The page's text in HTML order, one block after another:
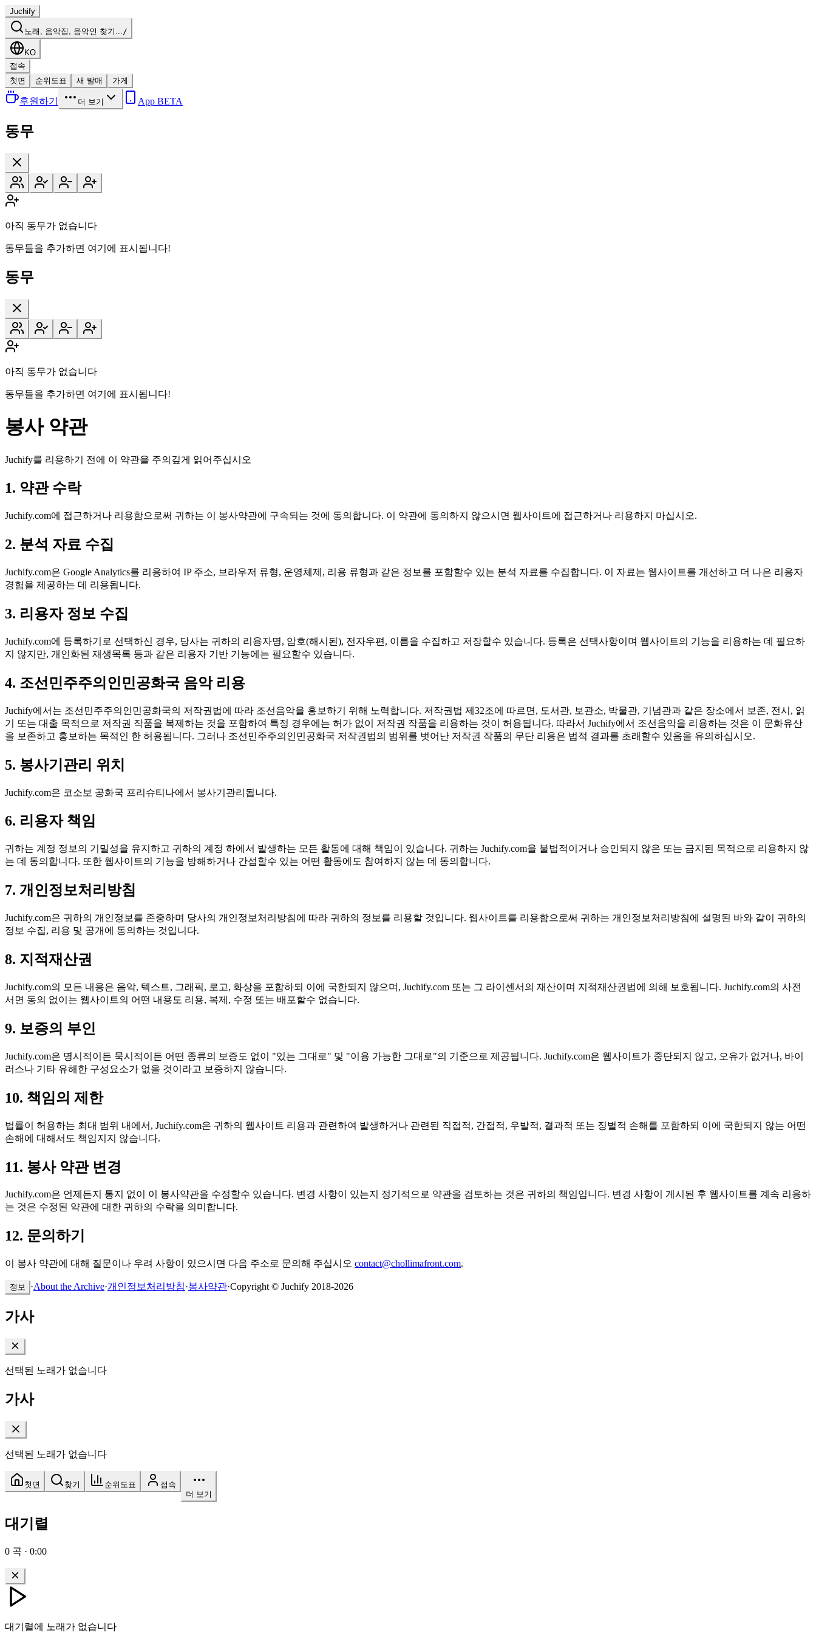
Juchify
노래, 음악집, 음악인 찾기.../
KO
접속
첫면
순위도표 새 발매 가게
후원하기 더 보기 App BETA
동무
아직 동무가 없습니다
동무들을 추가하면 여기에 표시됩니다!
동무
아직 동무가 없습니다
동무들을 추가하면 여기에 표시됩니다!
봉사 약관
Juchify를 리용하기 전에 이 약관을 주의깊게 읽어주십시오
1. 약관 수락
Juchify.com에 접근하거나 리용함으로써 귀하는 이 봉사약관에 구속되는 것에 동의합니다. 이 약관에 동의하지 않으시면 웹사이트에 접근하거나 리용하지 마십시오.
2. 분석 자료 수집
Juchify.com은 Google Analytics를 리용하여 IP 주소, 브라우저 류형, 운영체제, 리용 류형과 같은 정보를 포함할수 있는 분석 자료를 수집합니다. 이 자료는 웹사이트를 개선하고 더 나은 리용자
경험을 제공하는 데 리용됩니다.
3. 리용자 정보 수집
Juchify.com에 등록하기로 선택하신 경우, 당사는 귀하의 리용자명, 암호(해시된), 전자우편, 이름을 수집하고 저장할수 있습니다. 등록은 선택사항이며 웹사이트의 기능을 리용하는 데 필요하
지 않지만, 개인화된 재생목록 등과 같은 리용자 기반 기능에는 필요할수 있습니다.
4. 조선민주주의인민공화국 음악 리용
Juchify에서는 조선민주주의인민공화국의 저작권법에 따라 조선음악을 홍보하기 위해 노력합니다. 저작권법 제32조에 따르면, 도서관, 보관소, 박물관, 기념관과 같은 장소에서 보존, 전시, 읽
기 또는 대출 목적으로 저작권 작품을 복제하는 것을 포함하여 특정 경우에는 허가 없이 저작권 작품을 리용하는 것이 허용됩니다. 따라서 Juchify에서 조선음악을 리용하는 것은 이 문화유산
을 보존하고 홍보하는 목적인 한 허용됩니다. 그러나 조선민주주의인민공화국 저작권법의 범위를 벗어난 저작권 작품의 무단 리용은 법적 결과를 초래할수 있음을 유의하십시오.
5. 봉사기관리 위치
Juchify.com은 코소보 공화국 프리슈티나에서 봉사기관리됩니다.
6. 리용자 책임
귀하는 계정 정보의 기밀성을 유지하고 귀하의 계정 하에서 발생하는 모든 활동에 대해 책임이 있습니다. 귀하는 Juchify.com을 불법적이거나 승인되지 않은 또는 금지된 목적으로 리용하지 않
는 데 동의합니다. 또한 웹사이트의 기능을 방해하거나 간섭할수 있는 어떤 활동에도 참여하지 않는 데 동의합니다.
7. 개인정보처리방침
Juchify.com은 귀하의 개인정보를 존중하며 당사의 개인정보처리방침에 따라 귀하의 정보를 리용할 것입니다. 웹사이트를 리용함으로써 귀하는 개인정보처리방침에 설명된 바와 같이 귀하의
정보 수집, 리용 및 공개에 동의하는 것입니다.
8. 지적재산권
Juchify.com의 모든 내용은 음악, 텍스트, 그래픽, 로고, 화상을 포함하되 이에 국한되지 않으며, Juchify.com 또는 그 라이센서의 재산이며 지적재산권법에 의해 보호됩니다. Juchify.com의 사전
서면 동의 없이는 웹사이트의 어떤 내용도 리용, 복제, 수정 또는 배포할수 없습니다.
9. 보증의 부인
Juchify.com은 명시적이든 묵시적이든 어떤 종류의 보증도 없이 "있는 그대로" 및 "이용 가능한 그대로"의 기준으로 제공됩니다. Juchify.com은 웹사이트가 중단되지 않고, 오유가 없거나, 바이
러스나 기타 유해한 구성요소가 없을 것이라고 보증하지 않습니다.
10. 책임의 제한
법률이 허용하는 최대 범위 내에서, Juchify.com은 귀하의 웹사이트 리용과 관련하여 발생하거나 관련된 직접적, 간접적, 우발적, 결과적 또는 징벌적 손해를 포함하되 이에 국한되지 않는 어떤
손해에 대해서도 책임지지 않습니다.
11. 봉사 약관 변경
Juchify.com은 언제든지 통지 없이 이 봉사약관을 수정할수 있습니다. 변경 사항이 있는지 정기적으로 약관을 검토하는 것은 귀하의 책임입니다. 변경 사항이 게시된 후 웹사이트를 계속 리용하
는 것은 수정된 약관에 대한 귀하의 수락을 의미합니다.
12. 문의하기
이 봉사 약관에 대해 질문이나 우려 사항이 있으시면 다음 주소로 문의해 주십시오 contact@chollimafront.com.
정보 ·About the Archive·개인정보처리방침·봉사약관·Copyright © Juchify 2018-2026
가사
선택된 노래가 없습니다
가사
선택된 노래가 없습니다
첫면 찾기 순위도표
접속
더 보기
대기렬
0 곡 · 0:00
대기렬에 노래가 없습니다